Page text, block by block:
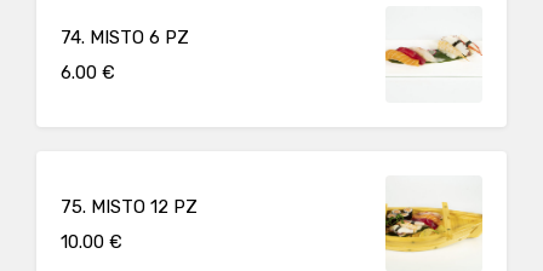
74. MISTO 6 PZ
6.00 €
75. MISTO 12 PZ
10.00 €